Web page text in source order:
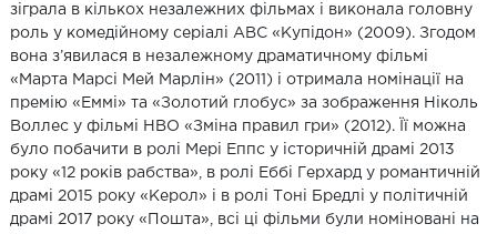
зіграла в кількох незалежних фільмах і виконала головну
роль у комедійному серіалі ABC «Купідон» (2009). Згодом
вона з’явилася в незалежному драматичному фільмі
«Марта Марсі Мей Марлін» (2011) і отримала номінації на
премію «Еммі» та «Золотий глобус» за зображення Ніколь
Воллес у фільмі HBO «Зміна правил гри» (2012). Її можна
було побачити в ролі Мері Еппс у історичній драмі 2013
року «12 років рабства», в ролі Еббі Герхард у романтичній
драмі 2015 року «Керол» і в ролі Тоні Бредлі у політичній
драмі 2017 року «Пошта», всі ці фільми були номіновані на